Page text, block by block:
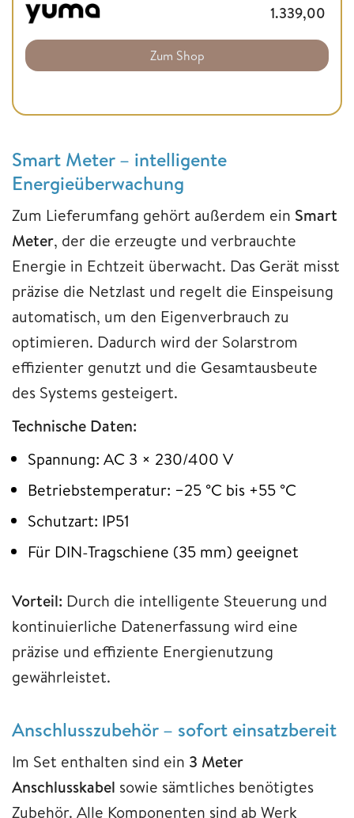
1.339,00
Zum Shop
Smart Meter – intelligente
Energieüberwachung
Zum Lieferumfang gehört außerdem ein Smart
Meter, der die erzeugte und verbrauchte
Energie in Echtzeit überwacht. Das Gerät misst
präzise die Netzlast und regelt die Einspeisung
automatisch, um den Eigenverbrauch zu
optimieren. Dadurch wird der Solarstrom
effizienter genutzt und die Gesamtausbeute
des Systems gesteigert.
Technische Daten:
Spannung: AC 3 × 230/400 V
Betriebstemperatur: −25 °C bis +55 °C
Schutzart: IP51
Für DIN-Tragschiene (35 mm) geeignet
Vorteil: Durch die intelligente Steuerung und
kontinuierliche Datenerfassung wird eine
präzise und effiziente Energienutzung
gewährleistet.
Anschlusszubehör – sofort einsatzbereit
Im Set enthalten sind ein 3 Meter
Anschlusskabel sowie sämtliches benötigtes
Zubehör. Alle Komponenten sind ab Werk